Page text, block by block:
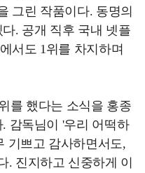
그린 작품이다. 동명의
. 공개 직후 국내 넷플
서도 1위를 차지하며
를 했다는 소식을 홍종
감독님이 '우리 어떡하
기쁘고 감사하면서도,
. 진지하고 신중하게 이